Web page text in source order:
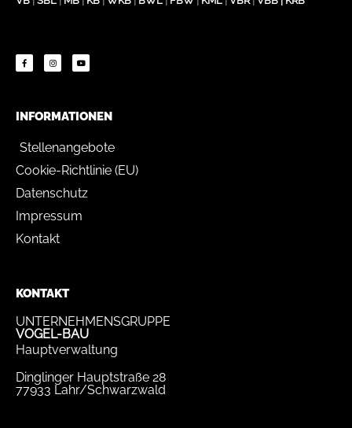
INFORMATIONEN
Stellenangebote
Cookie-Richtlinie (EU)
Datenschutz
Impressum
Kontakt
KONTAKT
UNTERNEHMENSGRUPPE
VOGEL-BAU
Hauptverwaltung
Dinglinger Hauptstraße 28
77933 Lahr/Schwarzwald